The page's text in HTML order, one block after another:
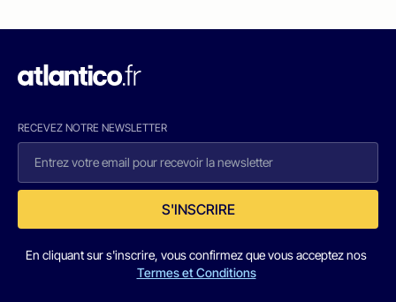
RECEVEZ NOTRE NEWSLETTER
S'INSCRIRE
En cliquant sur s'inscrire, vous confirmez que vous acceptez nos
Termes et Conditions